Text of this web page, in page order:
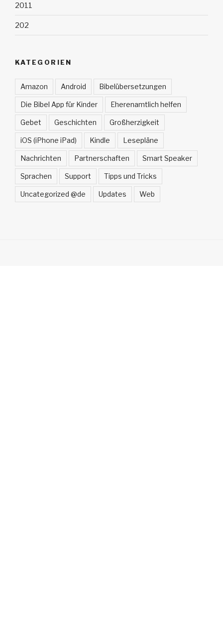
2011
202
KATEGORIEN
Amazon Android Bibelübersetzungen
Die Bibel App für Kinder Eherenamtlich helfen
Gebet Geschichten Großherzigkeit
iOS (iPhone iPad) Kindle Lesepläne
Nachrichten Partnerschaften Smart Speaker
Sprachen Support Tipps und Tricks
Uncategorized @de Updates Web